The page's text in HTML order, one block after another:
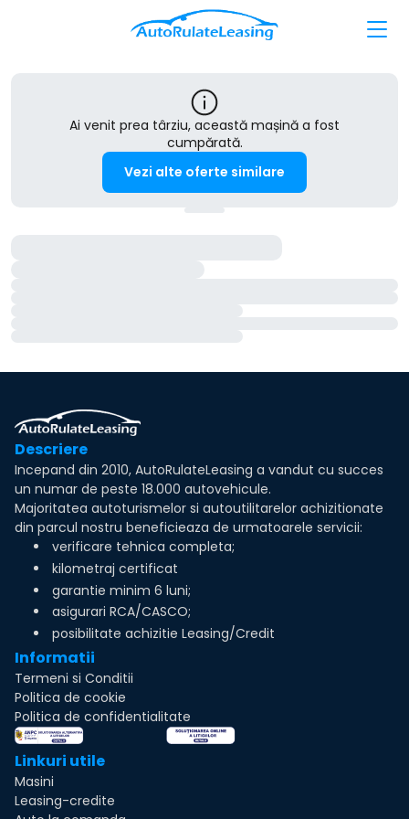
Ai venit prea târziu, această mașină a fost
cumpărată.
Vezi alte oferte similare
Descriere
Incepand din 2010, AutoRulateLeasing a vandut cu succes
un numar de peste 18.000 autovehicule.
Majoritatea autoturismelor si autoutilitarelor achizitionate
din parcul nostru beneficieaza de urmatoarele servicii:
verificare tehnica completa;
kilometraj certificat
garantie minim 6 luni;
asigurari RCA/CASCO;
posibilitate achizitie Leasing/Credit
Informatii
Termeni si Conditii
Politica de cookie
Politica de confidentialitate
Linkuri utile
Masini
Leasing-credite